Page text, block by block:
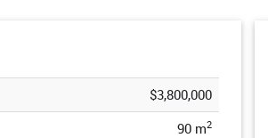
$3,800,000
90 m2